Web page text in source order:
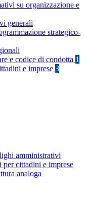
su organizzazione e
generali
strategico-
e codice di condotta 1
e imprese 3
amministrativi
cittadini e imprese
analoga